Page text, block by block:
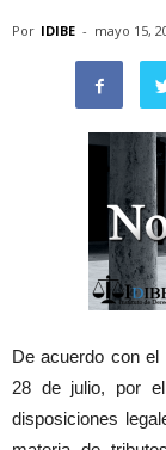
Por IDIBE - mayo 15,
De acuerdo con el
28 de julio, por
disposiciones